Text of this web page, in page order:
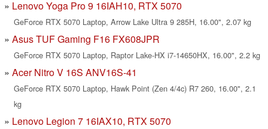
Lenovo Yoga Pro 9 16IAH10, RTX 5070
GeForce RTX 5070 Laptop, Arrow Lake Ultra 9 285H, 16.00", 2.07 kg
Asus TUF Gaming F16 FX608JPR
GeForce RTX 5070 Laptop, Raptor Lake-HX i7-14650HX, 16.00", 2.2 kg
Acer Nitro V 16S ANV16S-41
GeForce RTX 5070 Laptop, Hawk Point (Zen 4/4c) R7 260, 16.00", 2.1
kg
Lenovo Legion 7 16IAX10, RTX 5070